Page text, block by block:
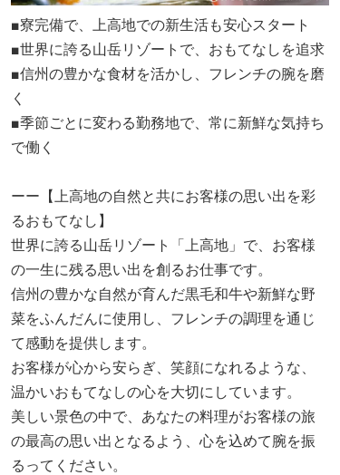
■寮完備で、上高地での新生活も安心スタート
■世界に誇る山岳リゾートで、おもてなしを追求
■信州の豊かな食材を活かし、フレンチの腕を磨
く
■季節ごとに変わる勤務地で、常に新鮮な気持ち
で働く
ーー【上高地の自然と共にお客様の思い出を彩
るおもてなし】
世界に誇る山岳リゾート「上高地」で、お客様
の一生に残る思い出を創るお仕事です。
信州の豊かな自然が育んだ黒毛和牛や新鮮な野
菜をふんだんに使用し、フレンチの調理を通じ
て感動を提供します。
お客様が心から安らぎ、笑顔になれるような、
温かいおもてなしの心を大切にしています。
美しい景色の中で、あなたの料理がお客様の旅
の最高の思い出となるよう、心を込めて腕を振
るってください。